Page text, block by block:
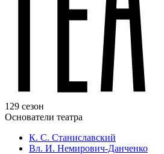
129 сезон
Основатели театра
К. С. Станиславский
Вл. И. Немирович-Данченко